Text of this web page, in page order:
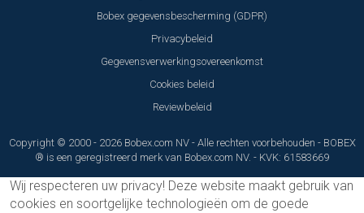
Bobex gegevensbescherming (GDPR)
Privacybeleid
Gegevensverwerkingsovereenkomst
Cookies beleid
Reviewbeleid
Copyright © 2000 - 2026 Bobex.com NV - Alle rechten voorbehouden - BOBEX
® is een geregistreerd merk van Bobex.com NV. - KVK: 61583669
Wij respecteren uw privacy! Deze website maakt gebruik van
cookies en soortgelijke technologieën om de goede